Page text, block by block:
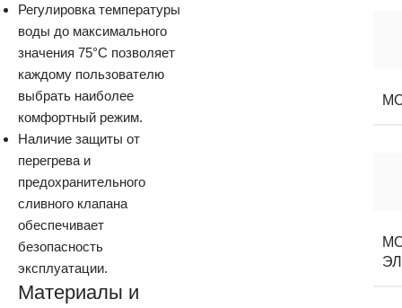
Регулировка температуры
воды до максимального
значения 75°C позволяет
каждому пользователю
выбрать наиболее
комфортный режим.
Наличие защиты от
перегрева и
предохранительного
сливного клапана
обеспечивает
безопасность
эксплуатации.
Материалы и